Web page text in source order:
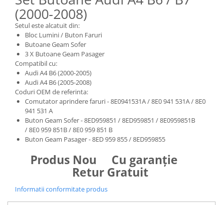
(2000-2008)
Setul este alcatuit din:
Bloc Lumini / Buton Faruri
Butoane Geam Sofer
3 X Butoane Geam Pasager
Compatibil cu:
Audi A4 B6 (2000-2005)
Audi A4 B6 (2005-2008)
Coduri OEM de referinta:
Comutator aprindere faruri - 8E0941531A / 8E0 941 531A / 8E0
941 531 A
Buton Geam Sofer - 8ED959851 / 8ED959851 / 8E0959851B
/ 8E0 959 851B / 8E0 959 851 B
Buton Geam Pasager - 8ED 959 855 / 8ED959855
Produs Nou Cu garanţie
Retur Gratuit
Informatii conformitate produs